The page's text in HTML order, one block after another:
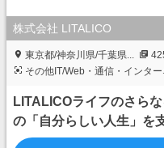
株式会社 LITALICO
東京都/神奈川県/千葉県...
その他IT/Web・通信・インタ
LITALICOライフのさら
の「自分らしい人生」を